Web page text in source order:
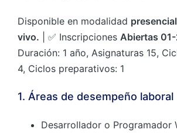
Disponible en modalidad
vivo. | ✅ Inscripciones Abiertas
Duración: 1 año, Asignaturas 15,
4, Ciclos preparativos: 1
1. Áreas de desempeño laboral
Desarrollador o Programador